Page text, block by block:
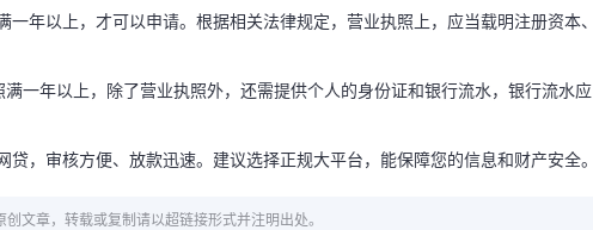
年以上，才可以申请。根据相关法律规定，营业执照上，应当载明注册资本、
一年以上，除了营业执照外，还需提供个人的身份证和银行流水，银行流水应
，审核方便、放款迅速。建议选择正规大平台，能保障您的信息和财产安全。
文章，转载或复制请以超链接形式并注明出处。